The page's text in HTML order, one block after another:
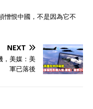
憎恨中國，不是因為它不
NEXT
，美媒：美
軍已落後